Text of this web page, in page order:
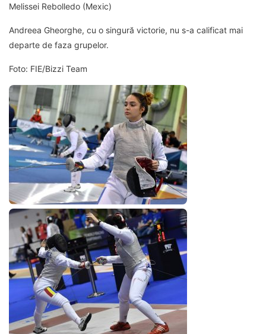
Melissei Rebolledo (Mexic)
Andreea Gheorghe, cu o singură victorie, nu s-a calificat mai
departe de faza grupelor.
Foto: FIE/Bizzi Team